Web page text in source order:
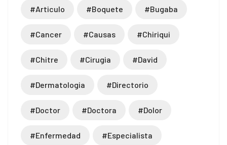
#articulo #boquete #bugaba
#cancer #causas #chiriqui
#chitre #cirugia #david
#dermatologia #directorio
#doctor #doctora #dolor
#enfermedad #especialista